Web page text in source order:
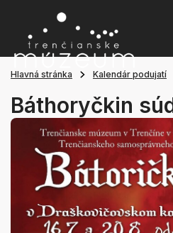
Hlavná stránka Kalendár podujatí
Báthoryčkin